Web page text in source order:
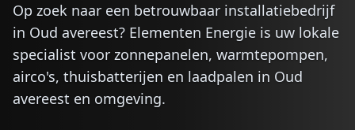
Op zoek naar een betrouwbaar installatiebedrijf
in Oud avereest? Elementen Energie is uw lokale
specialist voor zonnepanelen, warmtepompen,
airco's, thuisbatterijen en laadpalen in Oud
avereest en omgeving.